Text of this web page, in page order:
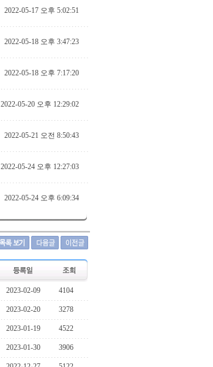
2022-05-17 오후 5:02:51
2022-05-18 오후 3:47:23
2022-05-18 오후 7:17:20
2022-05-20 오후 12:29:02
2022-05-21 오전 8:50:43
2022-05-24 오후 12:27:03
2022-05-24 오후 6:09:34
2023-02-09 4104
2023-02-20 3278
2023-01-19 4522
2023-01-30 3906